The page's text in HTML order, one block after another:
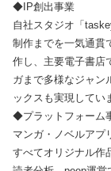
◆IP創出事業
自社スタジオ「
制作までを一気通貫
作し、主要電子書店
ガまで多様なジャン
ックスも実現してい
◆プラットフォーム
マンガ・ノベルアプ
すべてオリジナル作